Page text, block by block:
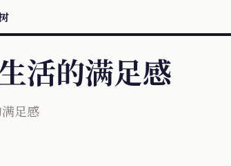
活的满足感
足感